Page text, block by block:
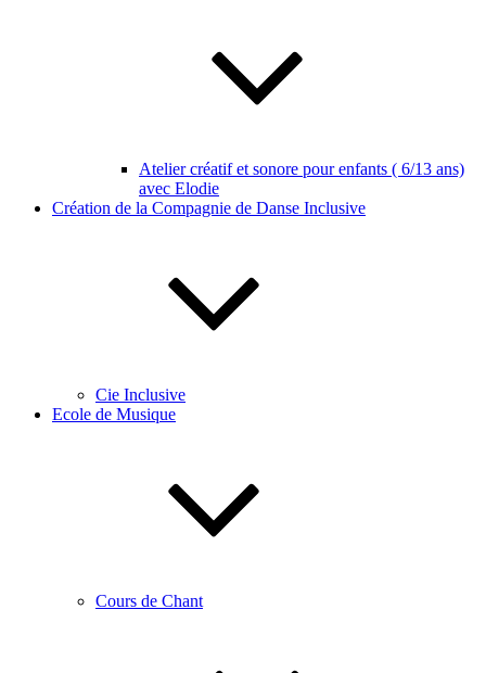
Atelier créatif et sonore pour enfants ( 6/13 ans)
avec Elodie
Création de la Compagnie de Danse Inclusive
Cie Inclusive
Ecole de Musique
Cours de Chant